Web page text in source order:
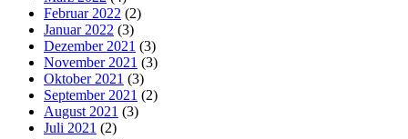
Februar 2022 (2)
Januar 2022 (3)
Dezember 2021 (3)
November 2021 (3)
Oktober 2021 (3)
September 2021 (2)
August 2021 (3)
Juli 2021 (2)